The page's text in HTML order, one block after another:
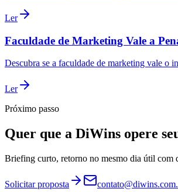
Ler
Faculdade de Marketing Vale a
Descubra se a faculdade de marketing vale o
Ler
Próximo passo
Quer que a DiWins opere
Briefing curto, retorno no mesmo dia útil com
Solicitar proposta